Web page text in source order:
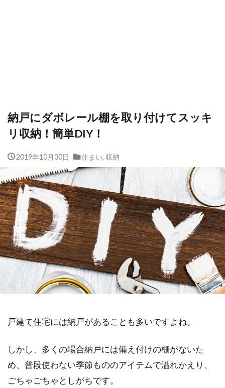
納戸にダボレール棚を取り付けてスッキ
リ収納！簡単DIY！
2019年10月30日 住まい, 収納
戸建て住宅には納戸があることも多いですよね。
しかし、多くの場合納戸には備え付けの棚がないた
め、普段使わない季節もののアイテムで溢れかえり、
ごちゃごちゃとしがちです。